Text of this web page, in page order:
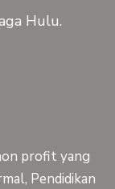
Hulu.
profit yang
Pendidikan